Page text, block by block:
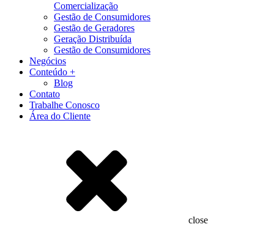
Comercialização
Gestão de Consumidores
Gestão de Geradores
Geração Distribuída
Gestão de Consumidores
Negócios
Conteúdo +
Blog
Contato
Trabalhe Conosco
Área do Cliente
close